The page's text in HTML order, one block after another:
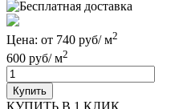
Цена: от 740 руб/ м2
600 руб/ м2
Купить
КУПИТЬ В 1 КЛИК